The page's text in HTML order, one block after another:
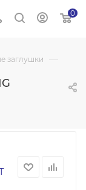
0
заглушки —